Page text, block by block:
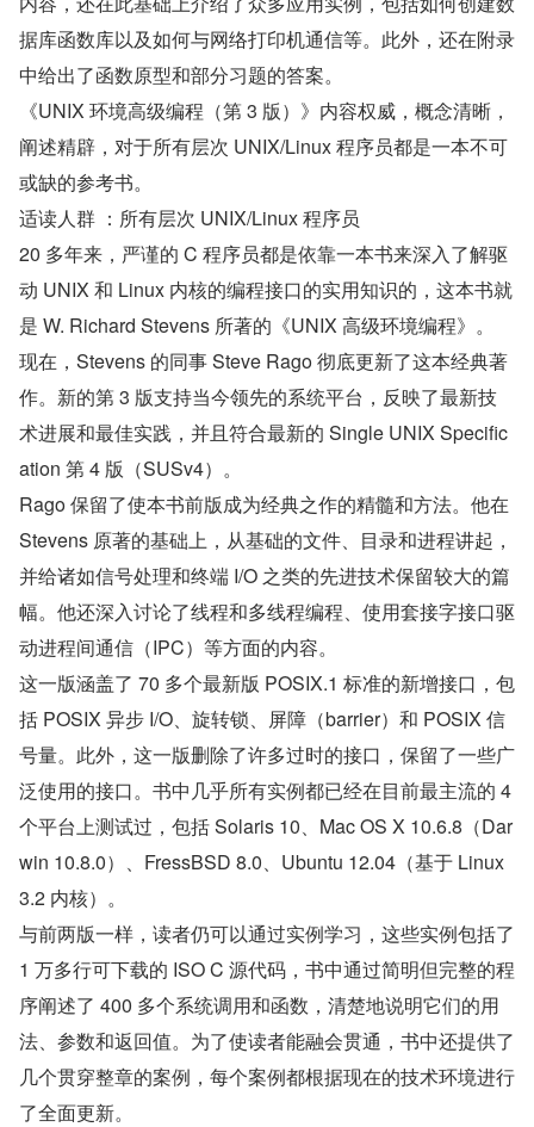
据库函数库以及如何与网络打印机通信等。此外，还在附录
中给出了函数原型和部分习题的答案。
《UNIX 环境高级编程（第 3 版）》内容权威，概念清晰，
阐述精辟，对于所有层次 UNIX/Linux 程序员都是一本不可
或缺的参考书。
适读人群 ：所有层次 UNIX/Linux 程序员
20 多年来，严谨的 C 程序员都是依靠一本书来深入了解驱
动 UNIX 和 Linux 内核的编程接口的实用知识的，这本书就
是 W. Richard Stevens 所著的《UNIX 高级环境编程》。
现在，Stevens 的同事 Steve Rago 彻底更新了这本经典著
作。新的第 3 版支持当今领先的系统平台，反映了最新技
术进展和最佳实践，并且符合最新的 Single UNIX Specific
ation 第 4 版（SUSv4）。
Rago 保留了使本书前版成为经典之作的精髓和方法。他在
Stevens 原著的基础上，从基础的文件、目录和进程讲起，
并给诸如信号处理和终端 I/O 之类的先进技术保留较大的篇
幅。他还深入讨论了线程和多线程编程、使用套接字接口驱
动进程间通信（IPC）等方面的内容。
这一版涵盖了 70 多个最新版 POSIX.1 标准的新增接口，包
括 POSIX 异步 I/O、旋转锁、屏障（barrier）和 POSIX 信
号量。此外，这一版删除了许多过时的接口，保留了一些广
泛使用的接口。书中几乎所有实例都已经在目前最主流的 4
个平台上测试过，包括 Solaris 10、Mac OS X 10.6.8（Dar
win 10.8.0）、FressBSD 8.0、Ubuntu 12.04（基于 Linux
3.2 内核）。
与前两版一样，读者仍可以通过实例学习，这些实例包括了
1 万多行可下载的 ISO C 源代码，书中通过简明但完整的程
序阐述了 400 多个系统调用和函数，清楚地说明它们的用
法、参数和返回值。为了使读者能融会贯通，书中还提供了
几个贯穿整章的案例，每个案例都根据现在的技术环境进行
了全面更新。